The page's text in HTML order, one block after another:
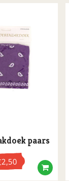
paars
2,50